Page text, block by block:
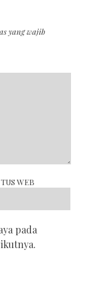
yang wajib
WEB
pada